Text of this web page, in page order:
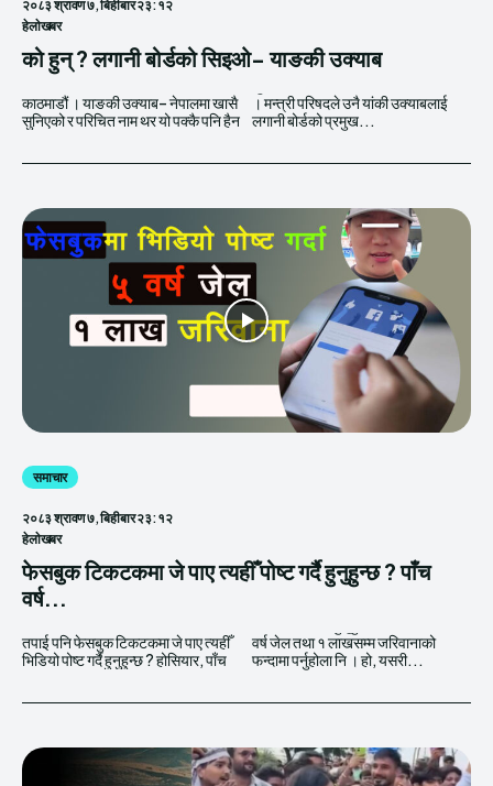
२०८३ श्रावण ७, बिहीबार २३:१२
हेलाेखबर
को हुन् ? लगानी बोर्डको सिइओ- याङकी उक्याब
काठमाडौं । याङकी उक्याब– नेपालमा खासै
सुनिएको र परिचित नाम थर यो पक्कै पनि हैन
। मन्त्री परिषदले उनै यांकी उक्याबलाई
लगानी बोर्डको प्रमुख...
समाचार
२०८३ श्रावण ७, बिहीबार २३:१२
हेलाेखबर
फेसबुक टिकटकमा जे पाए त्यहीँ पोष्ट गर्दै हुनुहुन्छ ? पाँच
वर्ष...
तपाई पनि फेसबुक टिकटकमा जे पाए त्यहीँ
भिडियो पोष्ट गर्दै हुनुहुन्छ ? होसियार, पाँच
वर्ष जेल तथा १ लाखसम्म जरिवानाको
फन्दामा पर्नुहोला नि । हो, यसरी...